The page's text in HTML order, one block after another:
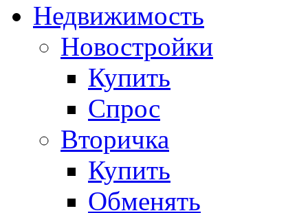
Недвижимость
Новостройки
Купить
Спрос
Вторичка
Купить
Обменять